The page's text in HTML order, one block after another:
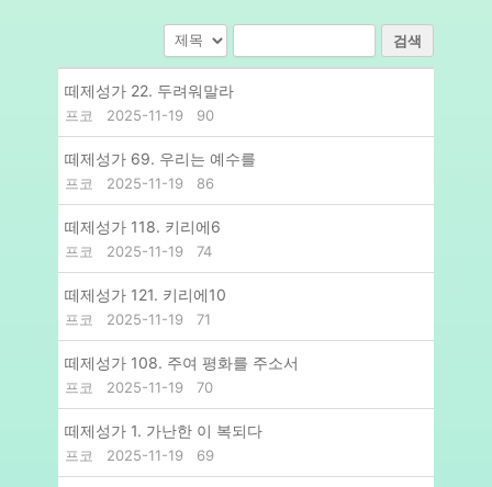
검색
떼제성가 22. 두려워말라
프코 2025-11-19 90
떼제성가 69. 우리는 예수를
프코 2025-11-19 86
떼제성가 118. 키리에6
프코 2025-11-19 74
떼제성가 121. 키리에10
프코 2025-11-19 71
떼제성가 108. 주여 평화를 주소서
프코 2025-11-19 70
떼제성가 1. 가난한 이 복되다
프코 2025-11-19 69